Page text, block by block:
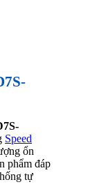
Speed
ổn
phẩm đáp
tự